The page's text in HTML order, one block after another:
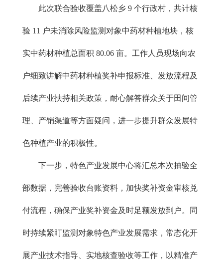
此次联合验收覆盖八松乡 9 个行政村，共计核
验 11 户未消除风险监测对象中药材种植地块，核
实中药材种植总面积 80.06 亩。工作人员现场向农
户细致讲解中药材种植奖补申报标准、发放流程及
后续产业扶持相关政策，耐心解答群众关于田间管
理、产销渠道等方面疑问，进一步提升群众发展特
色种植产业的积极性。
下一步，特色产业发展中心将汇总本次抽验全
部数据，完善验收台账资料，加快奖补资金审核兑
付流程，确保产业奖补资金及时足额发放到户。同
时持续紧盯监测对象特色产业发展需求，常态化开
展产业技术指导、实地核查验收等工作，以精准产